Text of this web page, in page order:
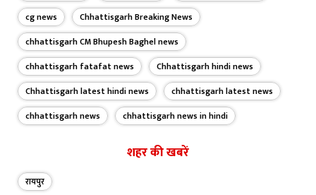
cg news
Chhattisgarh Breaking News
chhattisgarh CM Bhupesh Baghel news
chhattisgarh fatafat news
Chhattisgarh hindi news
Chhattisgarh latest hindi news
chhattisgarh latest news
chhattisgarh news
chhattisgarh news in hindi
शहर की खबरें
रायपुर